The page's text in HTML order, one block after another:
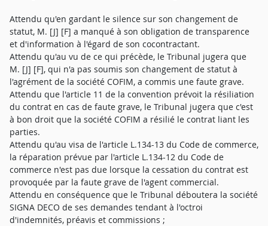
Attendu qu'en gardant le silence sur son changement de
statut, M. [J] [F] a manqué à son obligation de transparence
et d'information à l'égard de son cocontractant.
Attendu qu'au vu de ce qui précède, le Tribunal jugera que
M. [J] [F], qui n'a pas soumis son changement de statut à
l'agrément de la société COFIM, a commis une faute grave.
Attendu que l'article 11 de la convention prévoit la résiliation
du contrat en cas de faute grave, le Tribunal jugera que c'est
à bon droit que la société COFIM a résilié le contrat liant les
parties.
Attendu qu'au visa de l'article L.134-13 du Code de commerce,
la réparation prévue par l'article L.134-12 du Code de
commerce n'est pas due lorsque la cessation du contrat est
provoquée par la faute grave de l'agent commercial.
Attendu en conséquence que le Tribunal déboutera la société
SIGNA DECO de ses demandes tendant à l'octroi
d'indemnités, préavis et commissions ;